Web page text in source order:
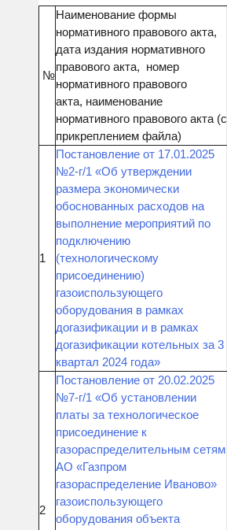
№
Наименование формы
нормативного правового акта,
дата издания нормативного
правового акта, номер
нормативного правового
акта, наименование
нормативного правового акта (с
прикреплением файла)
1
Постановление от 17.01.2025
№2-г/1 «Об утверждении
размера экономически
обоснованных расходов на
выполнение мероприятий по
подключению
(технологическому
присоединению)
газоиспользующего
оборудования в рамках
догазификации и в рамках
догазификации котельных за 3
квартал 2024 года»
2
Постановление от 20.02.2025
№7-г/1 «Об установлении
платы за технологическое
присоединение к
газораспределительным сетям
АО «Газпром
газораспределение Иваново»
газоиспользующего
оборудования объекта